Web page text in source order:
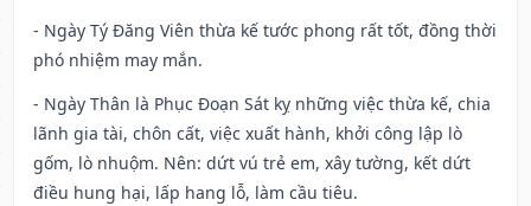
- Ngày Tý Đăng Viên thừa kế tước phong rất tốt, đồng thời
phó nhiệm may mắn.
- Ngày Thân là Phục Đoạn Sát kỵ những việc thừa kế, chia
lãnh gia tài, chôn cất, việc xuất hành, khởi công lập lò
gốm, lò nhuộm. Nên: dứt vú trẻ em, xây tường, kết dứt
điều hung hại, lấp hang lỗ, làm cầu tiêu.